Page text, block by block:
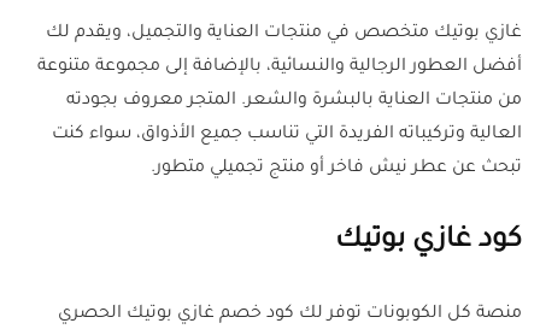
غازي بوتيك متخصص في منتجات العناية والتجميل، ويقدم لك
أفضل العطور الرجالية والنسائية، بالإضافة إلى مجموعة متنوعة
من منتجات العناية بالبشرة والشعر. المتجر معروف بجودته
العالية وتركيباته الفريدة التي تناسب جميع الأذواق، سواء كنت
تبحث عن عطر نيش فاخر أو منتج تجميلي متطور.
كود غازي بوتيك
منصة كل الكوبونات توفر لك كود خصم غازي بوتيك الحصري